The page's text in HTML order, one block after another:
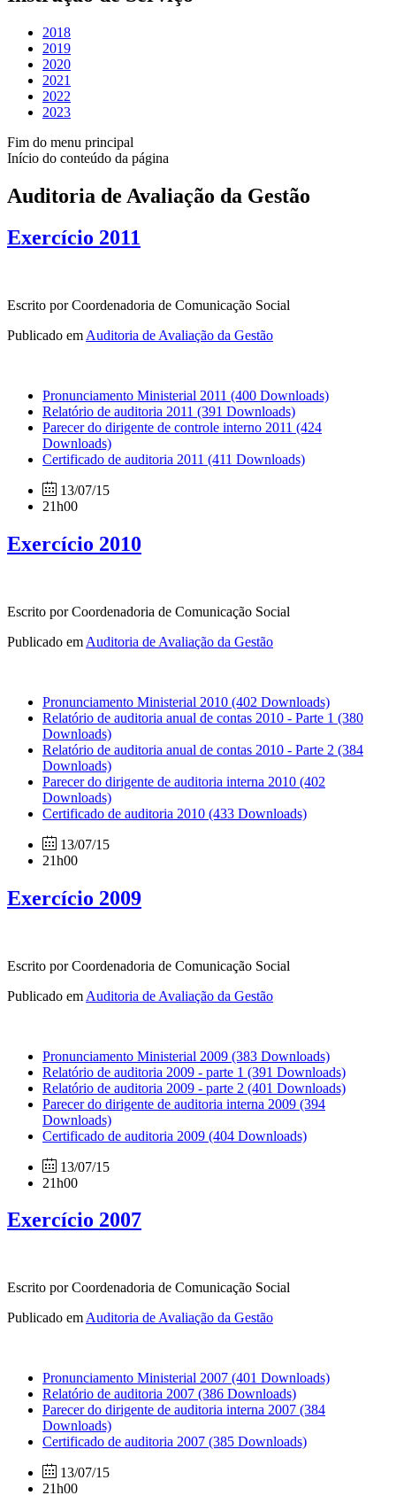
2018
2019
2020
2021
2022
2023
Fim do menu principal
Início do conteúdo da página
Auditoria de Avaliação da Gestão
Exercício 2011
Escrito por Coordenadoria de Comunicação Social
Publicado em Auditoria de Avaliação da Gestão
Pronunciamento Ministerial 2011 (400 Downloads)
Relatório de auditoria 2011 (391 Downloads)
Parecer do dirigente de controle interno 2011 (424
Downloads)
Certificado de auditoria 2011 (411 Downloads)
13/07/15
21h00
Exercício 2010
Escrito por Coordenadoria de Comunicação Social
Publicado em Auditoria de Avaliação da Gestão
Pronunciamento Ministerial 2010 (402 Downloads)
Relatório de auditoria anual de contas 2010 - Parte 1 (380
Downloads)
Relatório de auditoria anual de contas 2010 - Parte 2 (384
Downloads)
Parecer do dirigente de auditoria interna 2010 (402
Downloads)
Certificado de auditoria 2010 (433 Downloads)
13/07/15
21h00
Exercício 2009
Escrito por Coordenadoria de Comunicação Social
Publicado em Auditoria de Avaliação da Gestão
Pronunciamento Ministerial 2009 (383 Downloads)
Relatório de auditoria 2009 - parte 1 (391 Downloads)
Relatório de auditoria 2009 - parte 2 (401 Downloads)
Parecer do dirigente de auditoria interna 2009 (394
Downloads)
Certificado de auditoria 2009 (404 Downloads)
13/07/15
21h00
Exercício 2007
Escrito por Coordenadoria de Comunicação Social
Publicado em Auditoria de Avaliação da Gestão
Pronunciamento Ministerial 2007 (401 Downloads)
Relatório de auditoria 2007 (386 Downloads)
Parecer do dirigente de auditoria interna 2007 (384
Downloads)
Certificado de auditoria 2007 (385 Downloads)
13/07/15
21h00